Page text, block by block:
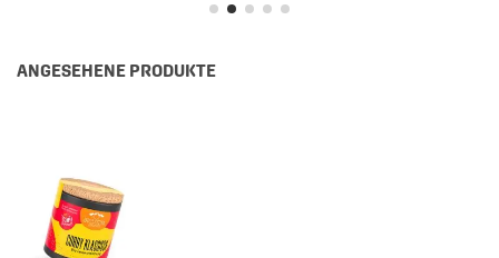
ANGESEHENE PRODUKTE